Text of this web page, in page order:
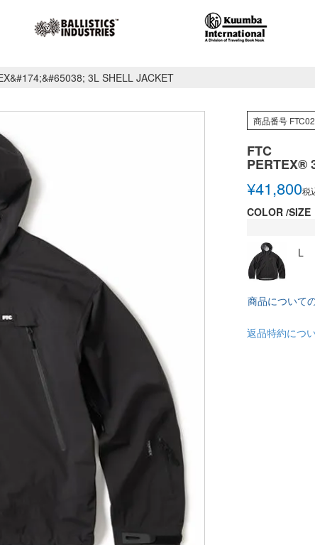
3L SHELL JACKET
商品番号
FTC
PERTEX®︎
¥41,800税
COLOR SIZE
L
商品について
返品特約につ